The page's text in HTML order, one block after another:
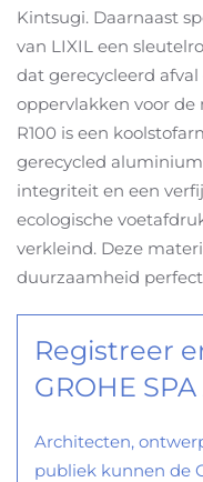
Kintsugi. Daarnaast
van LIXIL een
dat gerecycleerd
oppervlakken voor de
R100 is een
gerecycled
integriteit en een
ecologische
verkleind. Deze
duurzaamheid
Registreer
GROHE
Architecten,
publiek kunnen de